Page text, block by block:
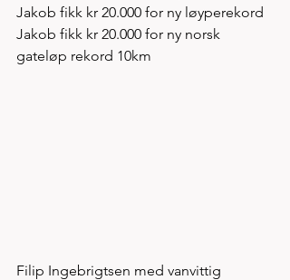
Jakob fikk kr 20.000 for ny løyperekord
Jakob fikk kr 20.000 for ny norsk
gateløp rekord 10km
Filip Ingebrigtsen med vanvittig